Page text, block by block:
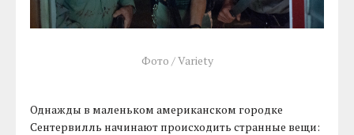
Фото / Variety
Однажды в маленьком американском городке
Сентервилль начинают происходить странные вещи: